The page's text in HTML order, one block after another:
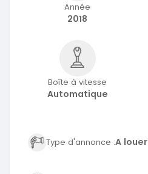
Année
2018
Boîte à vitesse
Automatique
Type d'annonce :A louer